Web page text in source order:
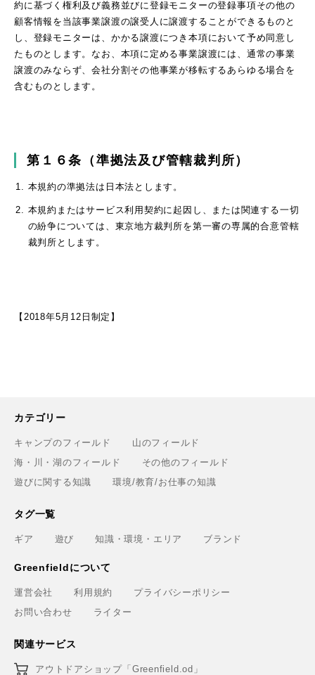
約に基づく権利及び義務並びに登録モニターの登録事項その他の
顧客情報を当該事業譲渡の譲受人に譲渡することができるものと
し、登録モニターは、かかる譲渡につき本項において予め同意し
たものとします。なお、本項に定める事業譲渡には、通常の事業
譲渡のみならず、会社分割その他事業が移転するあらゆる場合を
含むものとします。
第１６条（準拠法及び管轄裁判所）
本規約の準拠法は日本法とします。
本規約またはサービス利用契約に起因し、または関連する一切
の紛争については、東京地方裁判所を第一審の専属的合意管轄
裁判所とします。
【2018年5月12日制定】
カテゴリー
キャンプのフィールド
山のフィールド
海・川・湖のフィールド
その他のフィールド
遊びに関する知識
環境/教育/お仕事の知識
タグ一覧
ギア 遊び 知識・環境・エリア ブランド
Greenfieldについて
運営会社 利用規約
プライバシーポリシー
お問い合わせ
ライター
関連サービス
アウトドアショップ「Greenfield.od」